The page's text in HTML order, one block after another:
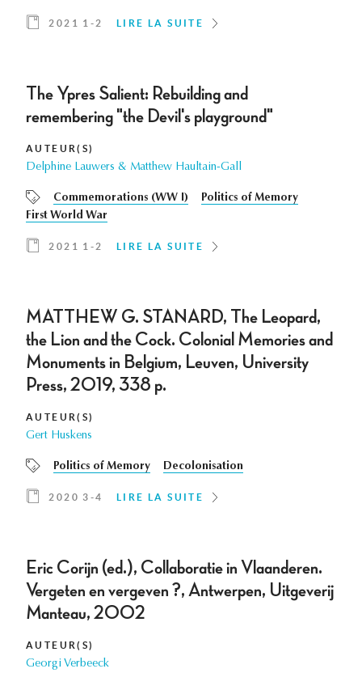
2021 1-2 LIRE LA SUITE
The Ypres Salient: Rebuilding and
remembering "the Devil's playground"
AUTEUR(S)
Delphine Lauwers & Matthew Haultain-Gall
Commemorations (WW I)
Politics of Memory
First World War
2021 1-2 LIRE LA SUITE
MATTHEW G. STANARD, The Leopard,
the Lion and the Cock. Colonial Memories and
Monuments in Belgium, Leuven, University
Press, 2019, 338 p.
AUTEUR(S)
Gert Huskens
Politics of Memory Decolonisation
2020 3-4 LIRE LA SUITE
Eric Corijn (ed.), Collaboratie in Vlaanderen.
Vergeten en vergeven ?, Antwerpen, Uitgeverij
Manteau, 2002
AUTEUR(S)
Georgi Verbeeck